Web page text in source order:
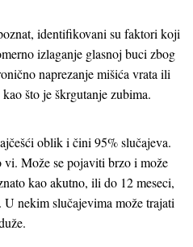
identifikovani su faktori koji
izlaganje glasnoj buci zbog
naprezanje mišića vrata ili
što je škrgutanje zubima.
oblik i čini 95% slučajeva.
Može se pojaviti brzo i može
kao akutno, ili do 12 meseci,
nekim slučajevima može trajati